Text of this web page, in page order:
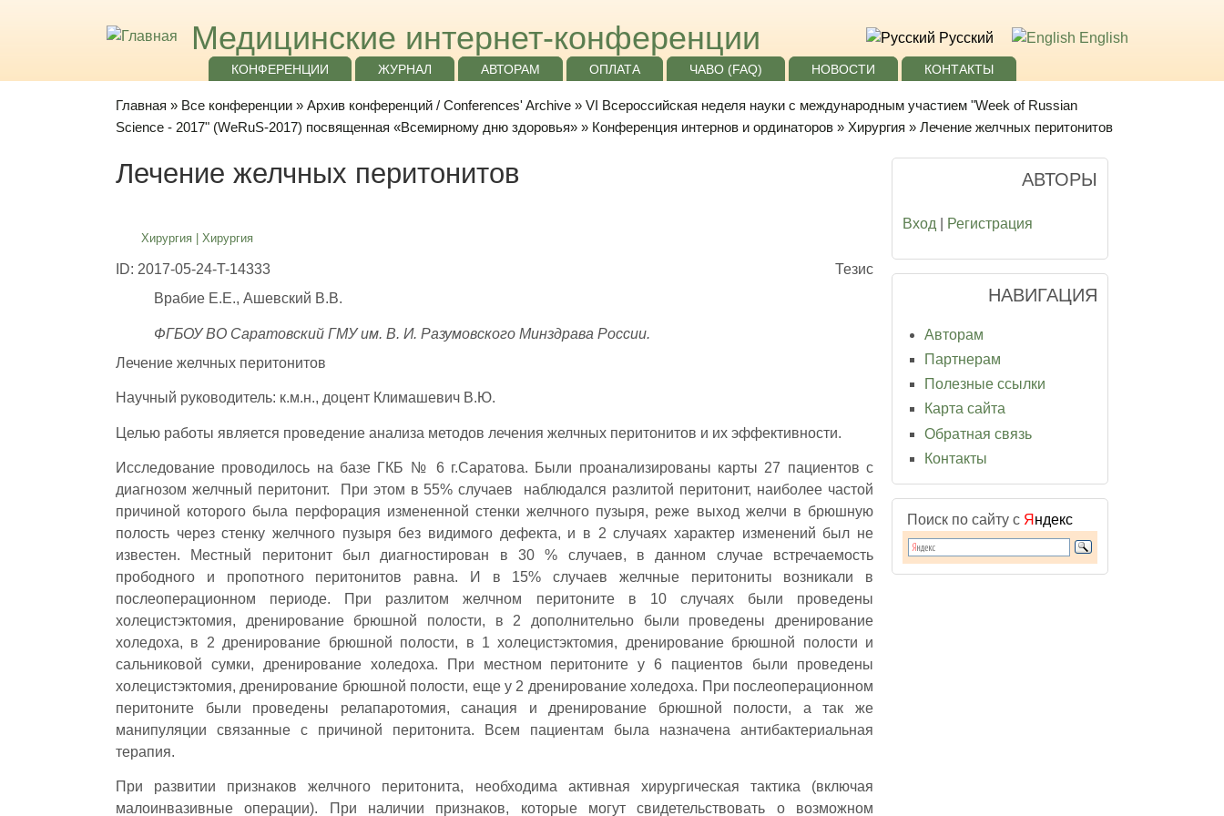
Медицинские интернет-конференции Русский English
КОНФЕРЕНЦИИ ЖУРНАЛ АВТОРАМ ОПЛАТА ЧАВО (FAQ) НОВОСТИ КОНТАКТЫ
Главная » Все конференции » Архив конференций / Conferences' Archive » VI Всероссийская неделя науки с международным участием "Week of Russian
Science - 2017" (WeRuS-2017) посвященная «Всемирному дню здоровья» » Конференция интернов и ординаторов » Хирургия » Лечение желчных перитонитов
Лечение желчных перитонитов
Хирургия| Хирургия
ID: 2017-05-24-T-14333
Тезис
Врабие Е.Е., Ашевский В.В.
ФГБОУ ВО Саратовский ГМУ им. В. И. Разумовского Минздрава России.
Лечение желчных перитонитов
Научный руководитель: к.м.н., доцент Климашевич В.Ю.
Целью работы является проведение анализа методов лечения желчных перитонитов и их эффективности.
Исcледование проводилось на базе ГКБ № 6 г.Саратова. Были проанализированы карты 27 пациентов с
диагнозом желчный перитонит. При этом в 55% случаев нaблюдался рaзлитой пeритонит, наиболее частой
причиной которого была перфорация измененной стенки желчного пузыря, реже выход желчи в брюшную
полость через стенку желчного пузыря без видимого дефекта, и в 2 случаях характер изменений был не
известен. Местный перитонит был диагностирован в 30 % случаев, в данном случае встречаемость
прободного и пропотного перитонитов равна. И в 15% случаев желчные перитониты возникали в
послеоперационном периоде. При разлитом желчном перитоните в 10 случаях были проведены
холецистэктомия, дрeнирование брюшной полости, в 2 дополнительно были проведены дрeнирование
холедоха, в 2 дрeнирование брюшной полости, в 1 холецистэктомия, дренирование брюшной полости и
сальниковой сумки, дрeнирование холедоха. При местном перитоните у 6 пациентов были проведены
холецистэктомия, дрeнирование брюшной полости, еще у 2 дрeнирование холедоха. При послеоперационном
перитоните были проведены релапаротомия, санация и дрeнирование брюшной полости, а так же
манипуляции связанные с причиной перитонита. Всем пациентам была назначена антибактериальная
терапия.
При развитии признаков желчного перитонита, необходима активная хирургическая тактика (включая
малоинвазивные операции). При наличии признаков, которые могут свидетельствовать о возможном
АВТОРЫ
Вход Регистрация
НАВИГАЦИЯ
Авторам
Партнерам
Полезные ссылки
Карта сайта
Обратная связь
Контакты
Поиск по сайту с Я ндекс